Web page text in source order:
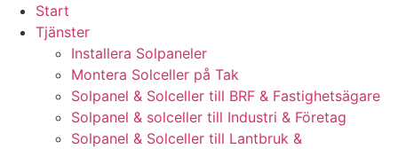
Start
Tjänster
Installera Solpaneler
Montera Solceller på Tak
Solpanel & Solceller till BRF & Fastighetsägare
Solpanel & solceller till Industri & Företag
Solpanel & Solceller till Lantbruk &